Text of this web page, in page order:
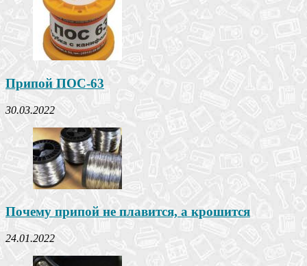
Припой ПОС-63
30.03.2022
Почему припой не плавится, а крошится
24.01.2022